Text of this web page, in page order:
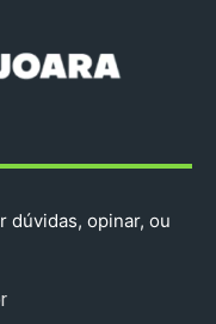
dúvidas, opinar, ou